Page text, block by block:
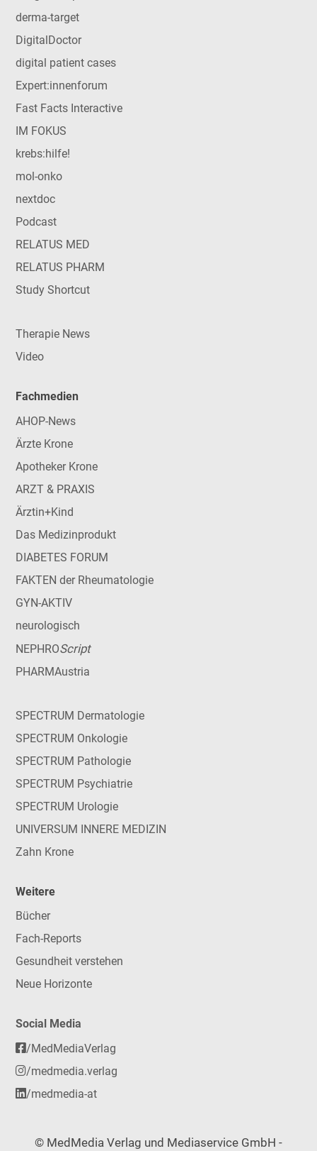
derma-target
DigitalDoctor
digital patient cases
Expert:innenforum
Fast Facts Interactive
IM FOKUS
krebs:hilfe!
mol-onko
nextdoc
Podcast
RELATUS MED
RELATUS PHARM
Study Shortcut
Therapie News
Video
Fachmedien
AHOP-News
Ärzte Krone
Apotheker Krone
ARZT & PRAXIS
Ärztin+Kind
Das Medizinprodukt
DIABETES FORUM
FAKTEN der Rheumatologie
GYN-AKTIV
neurologisch
NEPHROScript
PHARMAustria
SPECTRUM Dermatologie
SPECTRUM Onkologie
SPECTRUM Pathologie
SPECTRUM Psychiatrie
SPECTRUM Urologie
UNIVERSUM INNERE MEDIZIN
Zahn Krone
Weitere
Bücher
Fach-Reports
Gesundheit verstehen
Neue Horizonte
Social Media
/MedMediaVerlag
/medmedia.verlag
/medmedia-at
© MedMedia Verlag und Mediaservice GmbH -